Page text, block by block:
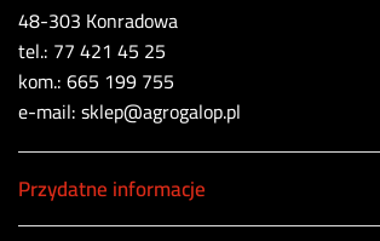
48-303 Konradowa
tel.: 77 421 45 25
kom.: 665 199 755
e-mail: sklep@agrogalop.pl
Przydatne informacje